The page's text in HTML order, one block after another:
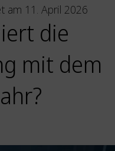
am 11. April 2026
die
mit dem